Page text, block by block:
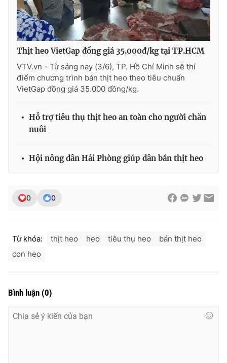
THỜI BÁO VTV
Cơ quan chủ quản:
Giấy phép hoạt động báo in và báo điện tử số 483/GP-BTTTT
cấp ngày 29/12/2023
Phó Tổng Biên tập:
Nguyễn Thị Mỹ Hạnh, Phạm Quốc Thắng,
Nguyễn Trọng Ninh
Thịt heo VietGap đồng giá 35.000đ/kg tại TP.HCM
VTV.vn - Từ sáng nay (3/6), TP. Hồ Chí Minh sẽ thí
điểm chương trình bán thịt heo theo tiêu chuẩn
VietGap đồng giá 35.000 đồng/kg.
Hỗ trợ tiêu thụ thịt heo an toàn cho người chăn
nuôi
Hội nông dân Hải Phòng giúp dân bán thịt heo
0 0
Từ khóa: thịt heo heo tiêu thụ heo
bán thịt heo
con heo
Bình luận (0)